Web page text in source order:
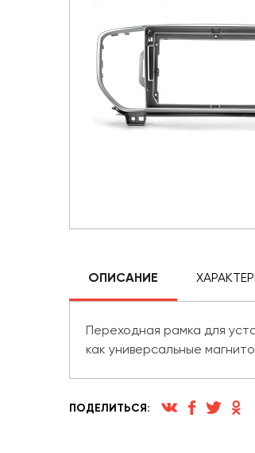
ОПИСАНИЕ
Переходная рамка для
как универсальные
ПОДЕЛИТЬСЯ: